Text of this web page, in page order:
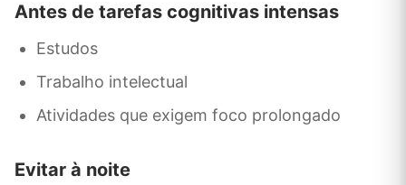
Antes de tarefas cognitivas intensas
Estudos
Trabalho intelectual
Atividades que exigem foco prolongado
Evitar à noite